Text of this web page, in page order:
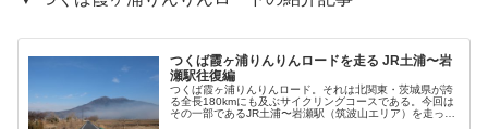
つくば霞ヶ浦りんりんロードを走る JR土浦〜岩
瀬駅往復編
つくば霞ヶ浦りんりんロード。それは北関東・茨城県が誇
る全長180kmにも及ぶサイクリングコースである。今回は
その一部であるJR土浦〜岩瀬駅（筑波山エリア）を走った